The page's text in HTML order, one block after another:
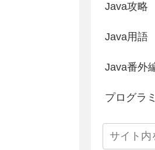
Java攻略
Java用語
Java番外
プログラ